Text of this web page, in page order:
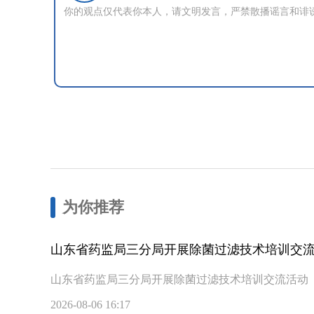
为你推荐
山东省药监局三分局开展除菌过滤技术培训交
山东省药监局三分局开展除菌过滤技术培训交流活动
2026-08-06 16:17